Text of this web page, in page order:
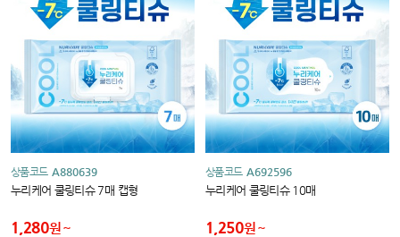
상품코드 A880639
누리케어 쿨링티슈 7매 캡형
1,280원
상품코드 A692596
누리케어 쿨링티슈 10매
1,250원